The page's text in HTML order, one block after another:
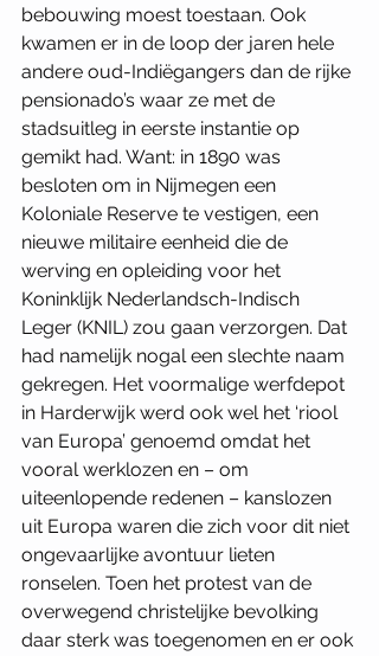
bebouwing moest toestaan. Ook
kwamen er in de loop der jaren hele
andere oud-Indiëgangers dan de rijke
pensionado’s waar ze met de
stadsuitleg in eerste instantie op
gemikt had. Want: in 1890 was
besloten om in Nijmegen een
Koloniale Reserve te vestigen, een
nieuwe militaire eenheid die de
werving en opleiding voor het
Koninklijk Nederlandsch-Indisch
Leger (KNIL) zou gaan verzorgen. Dat
had namelijk nogal een slechte naam
gekregen. Het voormalige werfdepot
in Harderwijk werd ook wel het ‘riool
van Europa’ genoemd omdat het
vooral werklozen en – om
uiteenlopende redenen – kanslozen
uit Europa waren die zich voor dit niet
ongevaarlijke avontuur lieten
ronselen. Toen het protest van de
overwegend christelijke bevolking
daar sterk was toegenomen en er ook